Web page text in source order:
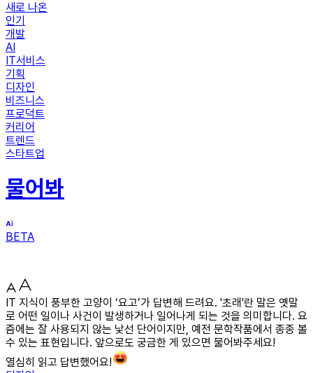
새로 나온
인기
개발
AI
IT서비스
기획
디자인
비즈니스
프로덕트
커리어
트렌드
스타트업
물어봐
BETA
IT 지식이 풍부한 고양이 ‘요고’가 답변해 드려요. '초래'란 말은 옛말
로 어떤 일이나 사건이 발생하거나 일어나게 되는 것을 의미합니다. 요
즘에는 잘 사용되지 않는 낯선 단어이지만, 예전 문학작품에서 종종 볼
수 있는 표현입니다. 앞으로도 궁금한 게 있으면 물어봐주세요!
열심히 읽고 답변했어요!